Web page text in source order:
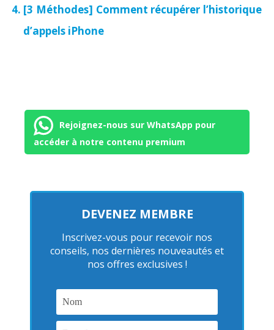
[3 Méthodes] Comment récupérer l’historique
d’appels iPhone
Rejoignez-nous sur WhatsApp pour
accéder à notre contenu premium
DEVENEZ MEMBRE
Inscrivez-vous pour recevoir nos
conseils, nos dernières nouveautés et
nos offres exclusives !